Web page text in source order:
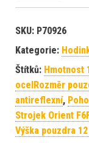
SKU: P70926
Kategorie:
Štítků: Hmotnost
ocelRozměr
antireflexní,
Strojek Orient
Výška pouzdra